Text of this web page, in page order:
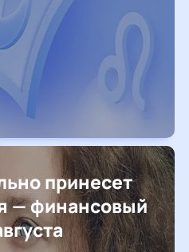
принесет
— финансовый